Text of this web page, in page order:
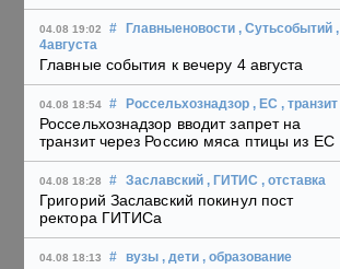
04.08 19:02 # Главныеновости , Сутьсобытий ,
4августа
Главные события к вечеру 4 августа
04.08 18:54 # Россельхознадзор , ЕС , транзит
Россельхознадзор вводит запрет на
транзит через Россию мяса птицы из ЕС
04.08 18:28 # Заславский , ГИТИС , отставка
Григорий Заславский покинул пост
ректора ГИТИСа
04.08 18:13 # вузы , дети , образование